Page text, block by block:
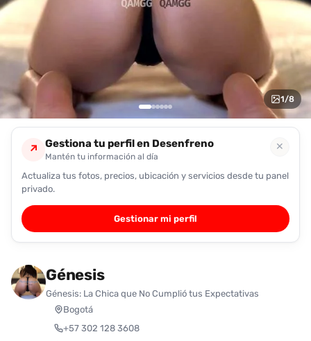
encontrarlas
fácilmente.
Entendido
1/8
↗ Gestiona tu perfil en Desenfreno
Mantén tu información al día
✕
Actualiza tus fotos, precios, ubicación y servicios desde tu panel
privado.
Gestionar mi perfil
Génesis
Génesis: La Chica que No Cumplió tus Expectativas
Bogotá
+57 302 128 3608